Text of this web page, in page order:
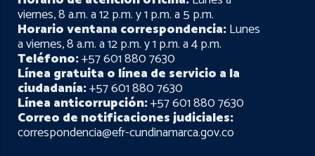
viernes, 8 a.m. a 12 p.m. y 1 p.m. a 5 p.m.
Horario ventana correspondencia:Lunes
a viernes, 8 a.m. a 12 p.m. y 1 p.m. a 4 p.m.
Teléfono:+57 601 880 7630
Línea gratuita o línea de servicio a la
ciudadanía:+57 601 880 7630
Línea anticorrupción:+57 601 880 7630
Correo de notificaciones judiciales:
correspondencia@efr-cundinamarca.gov.co